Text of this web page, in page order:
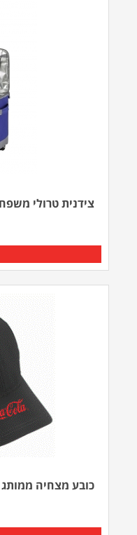
צידנית טרולי משפחתית
כובע מצחיה ממותג